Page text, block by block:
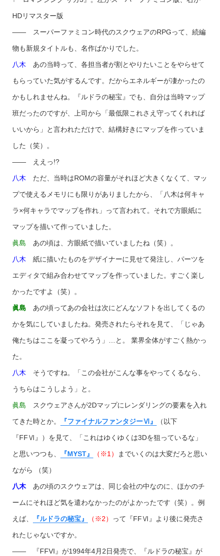
HDリマスター版
―― スーパーファミコン時代のスクウェアのRPGって、続編
物も新規タイトルも、名作ばかりでした。
八木 あの当時って、各担当者が割とやりたいことをやらせて
もらっていた気がするんです。だからエネルギーが凄かったの
かもしれませんね。『ルドラの秘宝』でも、自分は当時マップ
班だったのですが、上司から「最低限これさえ守ってくれれば
いいから」と言われただけで、結構好きにマップを作っていま
した（笑）。
―― ええっ!?
八木 ただ、当時はROMの容量がそれほど大きくなくて、マッ
プで使えるメモリにも限りがありましたから、「八木は何キャ
ラ×何キャラでマップを作れ」って言われて。それで方眼紙に
マップを描いて作っていました。
眞島 あの頃は、方眼紙で描いていましたね（笑）。
八木 紙に描いたものをデザイナーに見せて発注し、パーツを
エディタで組み合わせてマップを作っていました。すごく楽し
かったですよ（笑）。
眞島 あの頃ってあの会社は次にどんなソフトを出してくるの
かを気にしていましたね。発売されたらそれを見て、「じゃあ
俺たちはここを凝ってやろう」…と。 業界全体がすごく熱かっ
た。
八木 そうですね。「この会社がこんな事をやってくるなら、
うちらはこうしよう」と。
眞島 スクウェアさんが2Dマップにレンダリングの要素を入れ
てきた時とか。 『ファイナルファンタジーⅥ』 （以下
『FFⅥ』）を見て、「これはゆくゆくは3Dを狙っているな」
と思いつつも、 『MYST』 （※1） までいくのは大変だろと思い
ながら （笑）
八木あの頃のスクウェアは、同じ会社の中なのに、ほかのチ
ームにそれほど気を遣わなかったのがよかったです（笑）。例
えば、 『ルドラの秘宝』 （※2） って『FFⅥ』より後に発売さ
れたじゃないですか。
―― 『FFVI』が1994年4月2日発売で、『ルドラの秘宝』が